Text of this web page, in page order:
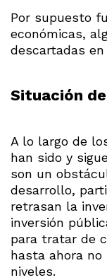
Por supuesto
económicas,
descartadas
Situación
A lo largo de
han sido y
son un
desarrollo,
retrasan la
inversión
para tratar de
hasta ahora
niveles.